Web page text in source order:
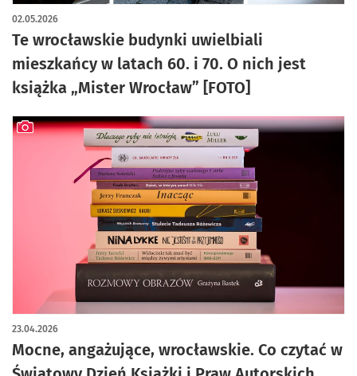
Te wrocławskie budynki uwielbiali
mieszkańcy w latach 60. i 70. O nich jest
książka „Mister Wrocław” [FOTO]
02.05.2026
artykuł z galerią zdjęć
Mocne, angażujące, wrocławskie. Co czytać w
23.04.2026
artykuł z galerią zdjęć